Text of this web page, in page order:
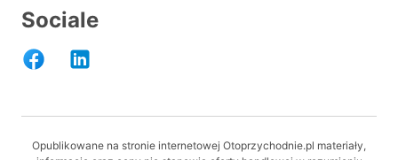
Sociale
Opublikowane na stronie internetowej Otoprzychodnie.pl materiały,